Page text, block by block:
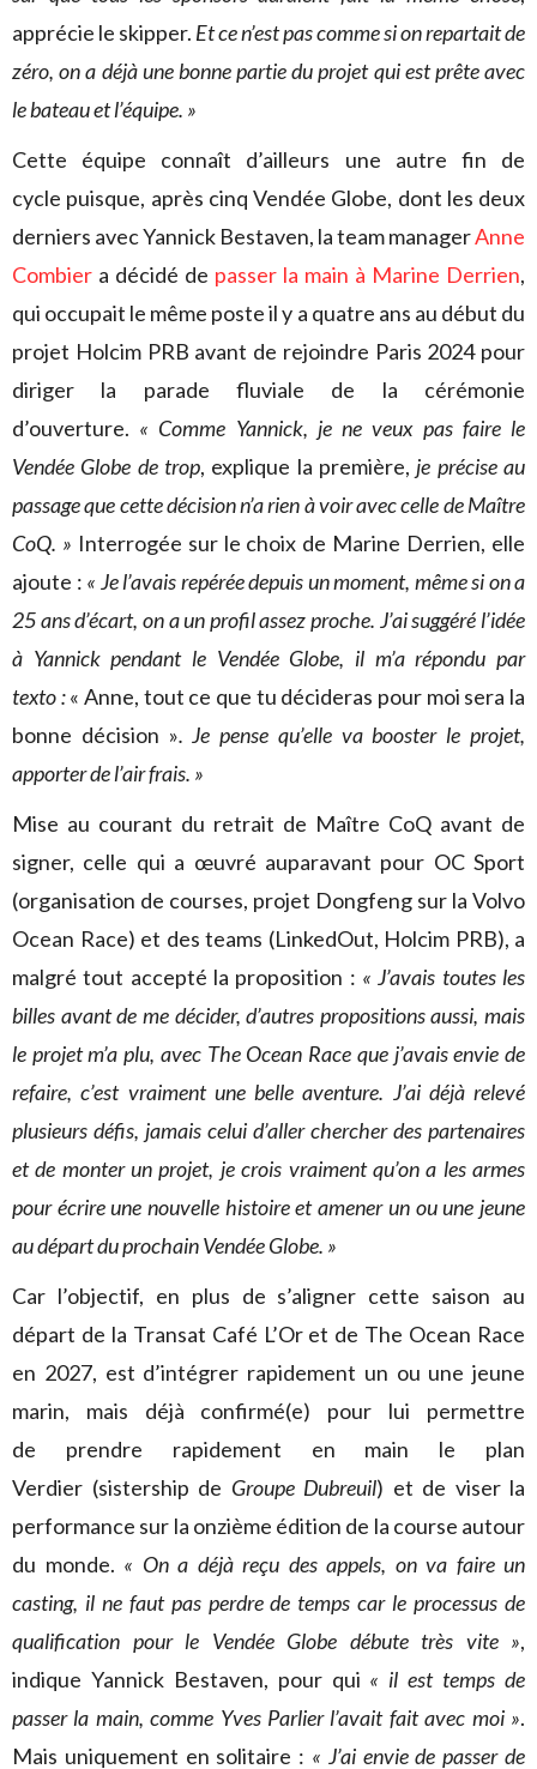
apprécie le skipper. Et ce n’est pas comme si on repartait de
zéro, on a déjà une bonne partie du projet qui est prête avec
le bateau et l’équipe. »
Cette équipe connaît d’ailleurs une autre fin de
cycle puisque, après cinq Vendée Globe, dont les deux
derniers avec Yannick Bestaven, la team managerAnne
Combier a décidé de passer la main à Marine Derrien,
qui occupait le même poste il y a quatre ans au début du
projet Holcim PRB avant de rejoindre Paris 2024 pour
diriger la parade fluviale de la cérémonie
d’ouverture. « Comme Yannick, je ne veux pas faire le
Vendée Globe de trop, explique la première, je précise au
passage que cette décision n’a rien à voir avec celle de Maître
CoQ. » Interrogée sur le choix de Marine Derrien, elle
ajoute : « Je l’avais repérée depuis un moment, même si on a
25 ans d’écart, on a un profil assez proche. J’ai suggéré l’idée
à Yannick pendant le Vendée Globe, il m’a répondu par
texto :« Anne, tout ce que tu décideras pour moi sera la
bonne décision ». Je pense qu’elle va booster le projet,
apporter de l’air frais. »
Mise au courant du retrait de Maître CoQ avant de
signer, celle qui a œuvré auparavant pour OC Sport
(organisation de courses, projet Dongfeng sur la Volvo
Ocean Race) et des teams (LinkedOut, Holcim PRB), a
malgré tout accepté la proposition : « J’avais toutes les
billes avant de me décider, d’autres propositions aussi, mais
le projet m’a plu, avec The Ocean Race que j’avais envie de
refaire, c’est vraiment une belle aventure. J’ai déjà relevé
plusieurs défis, jamais celui d’aller chercher des partenaires
et de monter un projet, je crois vraiment qu’on a les armes
pour écrire une nouvelle histoire et amener un ou une jeune
au départ du prochain Vendée Globe. »
Car l’objectif, en plus de s’aligner cette saison au
départ de la Transat Café L’Or et de The Ocean Race
en 2027, est d’intégrer rapidement un ou une jeune
marin, mais déjà confirmé(e) pour lui permettre
de prendre rapidement en main le plan
Verdier (sistership de Groupe Dubreuil) et de viser la
performance sur la onzième édition de la course autour
du monde. « On a déjà reçu des appels, on va faire un
casting, il ne faut pas perdre de temps car le processus de
qualification pour le Vendée Globe débute très vite »,
indique Yannick Bestaven, pour qui « il est temps de
passer la main, comme Yves Parlier l’avait fait avec moi ».
Mais uniquement en solitaire : « J’ai envie de passer de